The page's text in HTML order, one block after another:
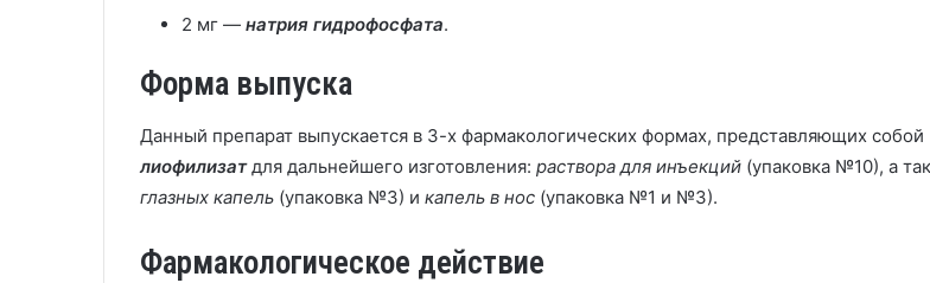
2 мг — натрия гидрофосфата.
Форма выпуска
Данный препарат выпускается в 3-х фармакологических формах, представляющих собой
лиофилизатдля дальнейшего изготовления: раствора для инъекций (упаковка №10), а
глазных капель (упаковка №3) и капель в нос (упаковка №1 и №3).
Фармакологическое действие